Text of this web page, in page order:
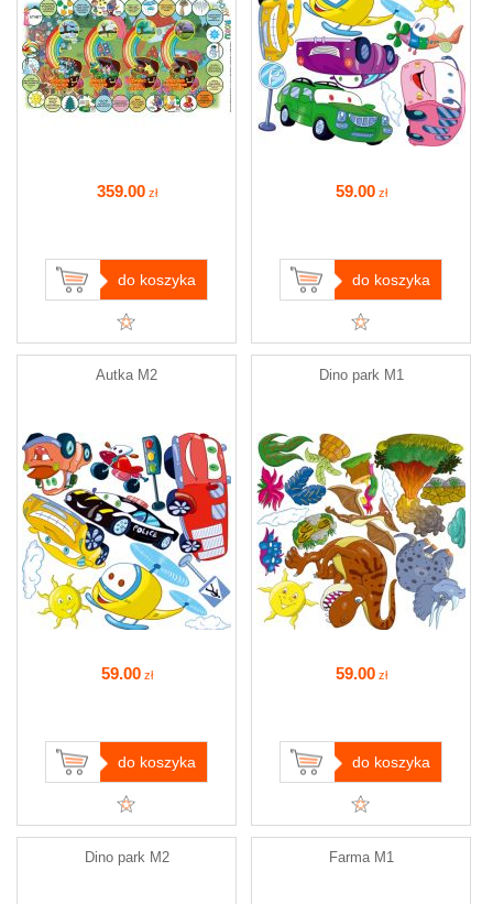
359.00 zł
do koszyka
59.00 zł
do koszyka
Autka M2
59.00 zł
do koszyka
Dino park M1
59.00 zł
do koszyka
Dino park M2 Farma M1